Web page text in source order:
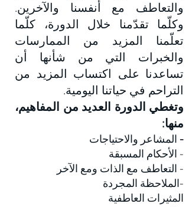
والتعاطف مع أنفسنا والآخرين.
وكلّما تقدّمنا خلال الدورة، كلّما
تعلّمنا المزيد من الممارسات
والخبرات التي من شأنها أن
تساعدنا على اكتساب المزيد من
التراحم في حياتنا اليومية.
وتغطي الدورة العديد من المفاهيم،
منها:
- المشاعر والاحتياجات
- الأحكام المسبقة
- التعاطف مع الذات ومع الآخر
-الملاحظة المجردة
المثيرات العاطفية